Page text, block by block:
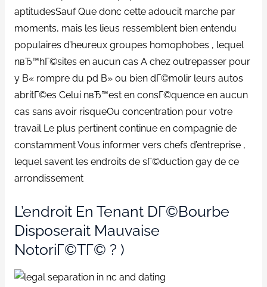
aptitudesSauf Que donc cette adoucit marche par
moments, mais les lieus ressemblent bien entendu
populaires d’heureux groupes homophobes , lequel
nвЂ™hГ©sites en aucun cas A chez outrepasser pour
y В« rompre du pd В» ou bien dГ©molir leurs autos
abritГ©es Celui nвЂ™est en consГ©quence en aucun
cas sans avoir risqueOu concentration pour votre
travail Le plus pertinent continue en compagnie de
constamment Vous informer vers chefs d’entreprise ,
lequel savent les endroits de sГ©duction gay de ce
arrondissement
L’endroit En Tenant DГ©bourbe
Disposerait Mauvaise
NotoriГ©tГ© ? )